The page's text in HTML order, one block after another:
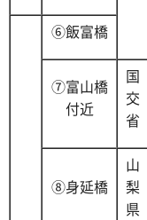
⑥飯富橋
⑦富山橋
付近
国
交
省
⑧身延橋
山
梨
県